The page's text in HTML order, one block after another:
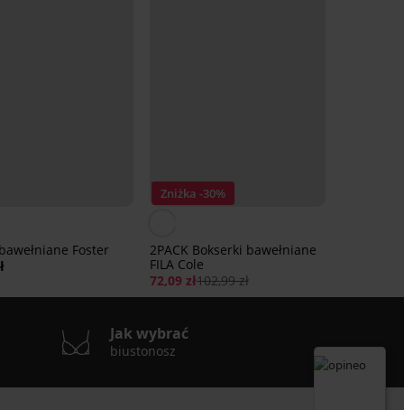
Foster
Zniżka -30%
2PACK Bokserki bawełniane
FILA Cole
72,09 zł102,99 zł
Jak wybrać
biustonosz